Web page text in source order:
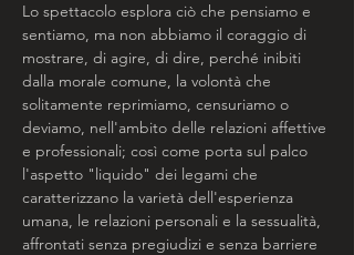
Lo spettacolo esplora ciò che pensiamo e
sentiamo, ma non abbiamo il coraggio di
mostrare, di agire, di dire, perché inibiti
dalla morale comune, la volontà che
solitamente reprimiamo, censuriamo o
deviamo, nell'ambito delle relazioni affettive
e professionali; così come porta sul palco
l'aspetto "liquido" dei legami che
caratterizzano la varietà dell'esperienza
umana, le relazioni personali e la sessualità,
affrontati senza pregiudizi e senza barriere